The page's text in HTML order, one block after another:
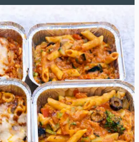
Sicilienne
Jour !